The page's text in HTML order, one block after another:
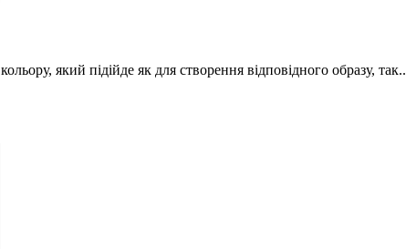
який підійде як для створення відповідного образу, так..